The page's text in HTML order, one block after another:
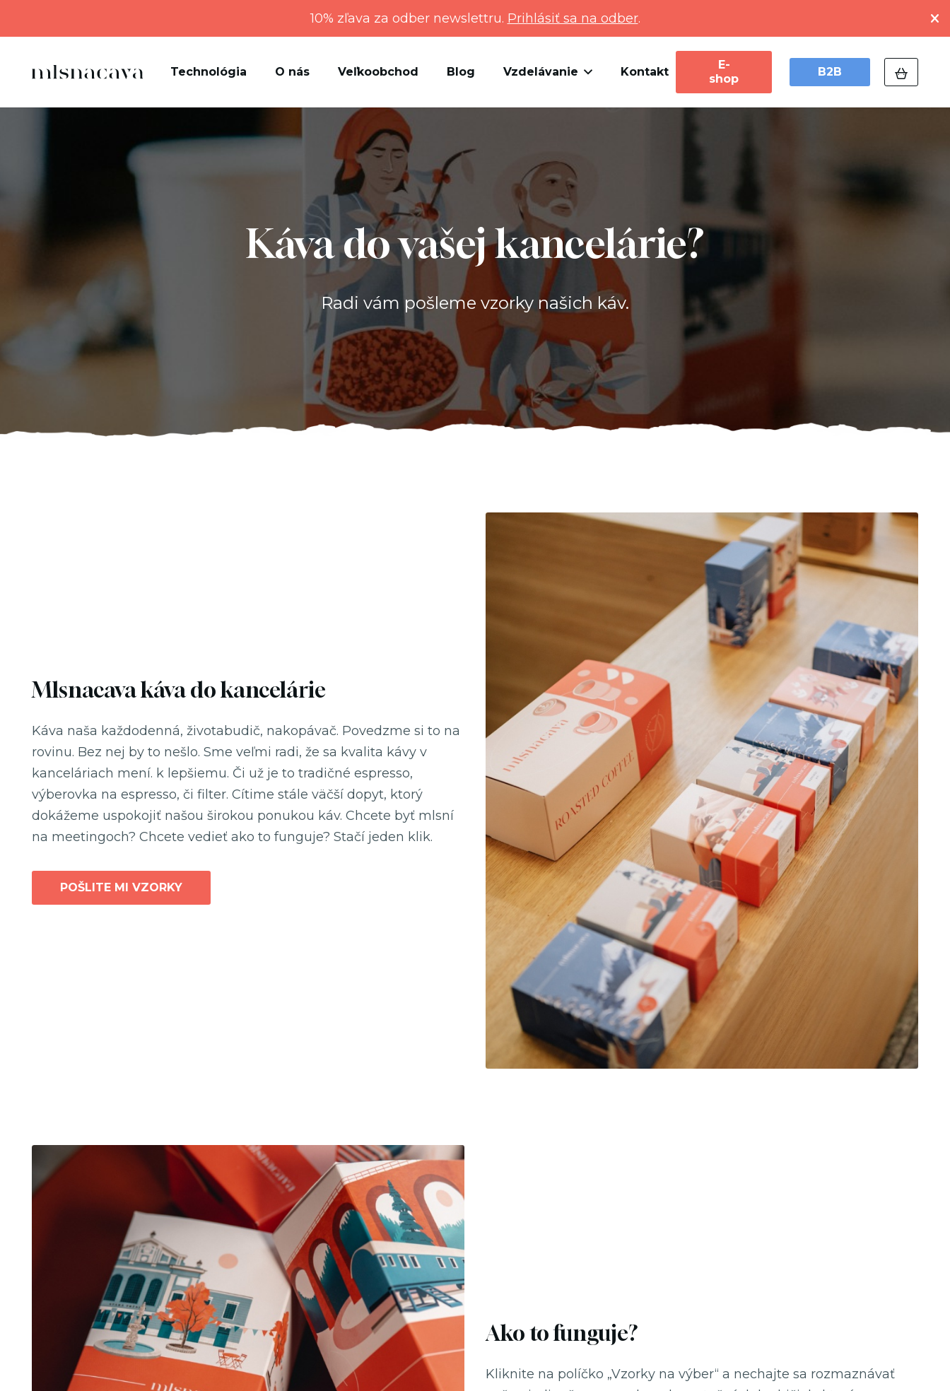
10% zľava za odber newslettru. Prihlásiť sa na odber.
Technológia O nás Veľkoobchod Blog Vzdelávanie Kontakt
E-
shop
B2B
Káva do vašej kancelárie?
Radi vám pošleme vzorky našich káv.
Mlsnacava káva do kancelárie
Káva naša každodenná, životabudič, nakopávač. Povedzme si to na
rovinu. Bez nej by to nešlo. Sme veľmi radi, že sa kvalita kávy v
kanceláriach mení. k lepšiemu. Či už je to tradičné espresso,
výberovka na espresso, či filter. Cítime stále väčší dopyt, ktorý
dokážeme uspokojiť našou širokou ponukou káv. Chcete byť mlsní
na meetingoch? Chcete vedieť ako to funguje? Stačí jeden klik.
POŠLITE MI VZORKY
Ako to funguje?
Kliknite na políčko „Vzorky na výber“ a nechajte sa rozmaznávať